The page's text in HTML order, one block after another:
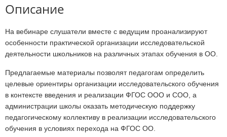
Описание
На вебинаре слушатели вместе с ведущим проанализируют
особенности практической организации исследовательской
деятельности школьников на различных этапах обучения в ОО.
Предлагаемые материалы позволят педагогам определить
целевые ориентиры организации исследовательского обучения
в контексте введения и реализации ФГОС ООО и СОО, а
администрации школы оказать методическую поддержку
педагогическому коллективу в реализации исследовательского
обучения в условиях перехода на ФГОС ОО.